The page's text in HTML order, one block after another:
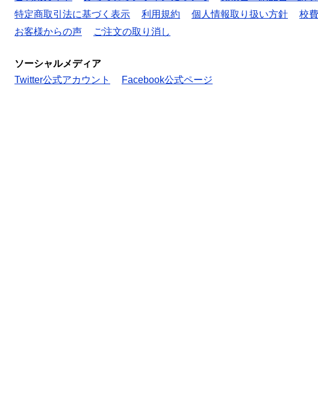
特定商取引法に基づく表示
利用規約 個人情報取り扱い方針 校
お客様からの声
ご注文の取り消し
ソーシャルメディア
Twitter公式アカウント
Facebook公式ページ